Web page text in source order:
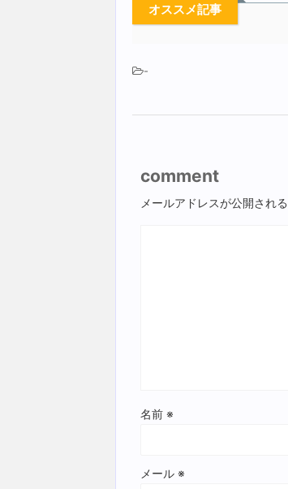
オススメ記事
-
comment
メールアドレスが公開され
名前 ※
メール ※